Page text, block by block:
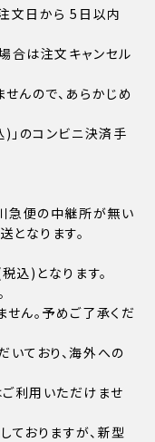
文日から 5日以内
合は注文キャンセル
んので、あらかじめ
」のコンビニ決済手
急便の中継所が無い
となります。
)となります。
ん。予めご了承くだ
ており、海外への
利用いただけませ
おりますが、新型